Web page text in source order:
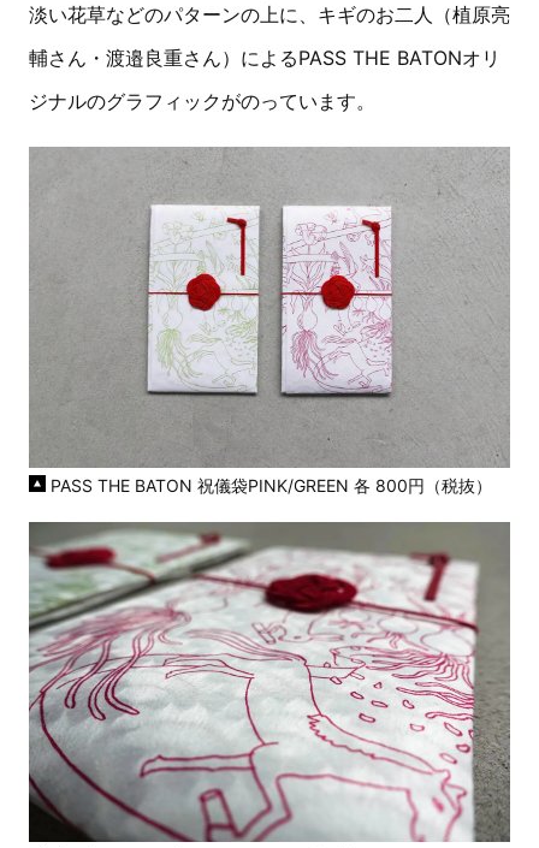
淡い花草などのパターンの上に、キギのお二人（植原亮
輔さん・渡邉良重さん）によるPASS THE BATONオリ
ジナルのグラフィックがのっています。
PASS THE BATON 祝儀袋PINK/GREEN 各 800円（税抜）